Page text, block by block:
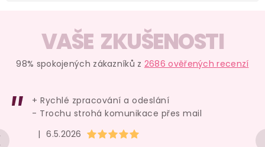
VAŠE ZKUŠENOSTI
98% spokojených zákazníků z 2686 ověřených recenzí
Hodnocení obchodu je 5 z 5 hvězdiček.
| 6.5.2026
+ Rychlé zpracování a odeslání
- Trochu strohá komunikace přes mail